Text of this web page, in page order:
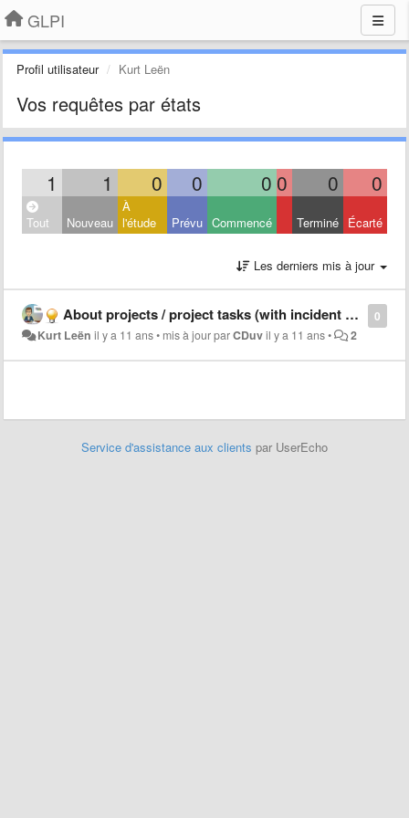
GLPI
Profil utilisateur Kurt Leën
Vos requêtes par états
1 1 0 0 0 0 0 0
Tout Nouveau
À
l'étude
Prévu Commencé Terminé Écarté
Les derniers mis à jour
0
About projects / project tasks (with incident and changes)
Kurt Leën il y a 11 ans• mis à jour parCDuvil y a 11 ans• 2
Service d'assistance aux clients par UserEcho